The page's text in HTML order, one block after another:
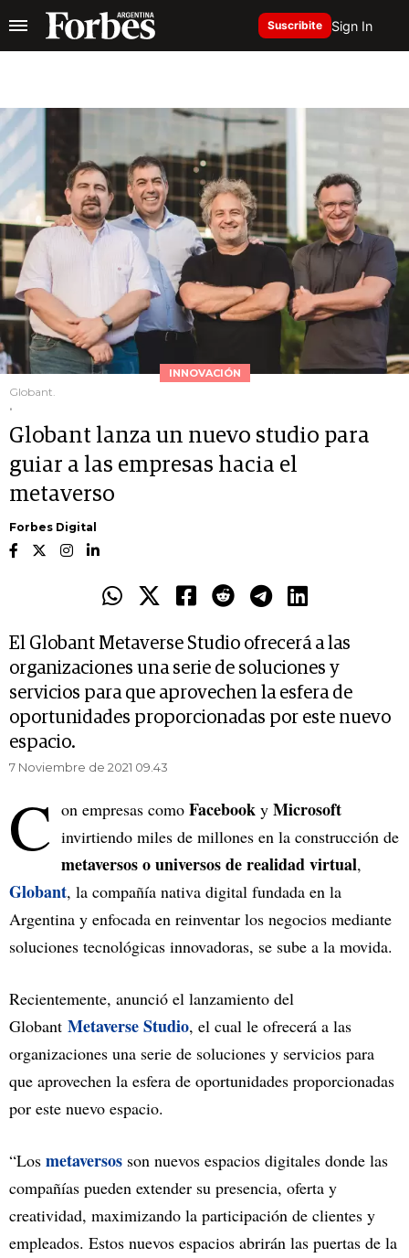
Suscribite Sign In
INNOVACIÓN
Globant.
.
Globant lanza un nuevo studio para
guiar a las empresas hacia el
metaverso
Forbes Digital
El Globant Metaverse Studio ofrecerá a las
organizaciones una serie de soluciones y
servicios para que aprovechen la esfera de
oportunidades proporcionadas por este nuevo
espacio.
7 Noviembre de 2021 09.43
C on empresas como Facebook y Microsoft
invirtiendo miles de millones en la construcción de
metaversos o universos de realidad virtual,
Globant, la compañía nativa digital fundada en la
Argentina y enfocada en reinventar los negocios mediante
soluciones tecnológicas innovadoras, se sube a la movida.
Recientemente, anunció el lanzamiento del
Globant Metaverse Studio, el cual le ofrecerá a las
organizaciones una serie de soluciones y servicios para
que aprovechen la esfera de oportunidades proporcionadas
por este nuevo espacio.
“Los metaversos son nuevos espacios digitales donde las
compañías pueden extender su presencia, oferta y
creatividad, maximizando la participación de clientes y
empleados. Estos nuevos espacios abrirán las puertas de la